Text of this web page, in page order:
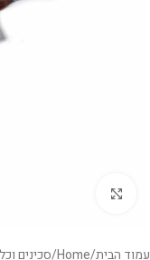
עמוד הבית/
Home
/סכינים